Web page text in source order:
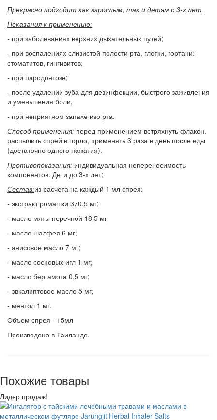
Прекрасно подходит как взрослым, так и детям с 3-х лет.
Показания к применению:
- при заболеваниях верхних дыхательных путей;
- при воспалениях слизистой полости рта, глотки, гортани:
стоматитов, гингивитов;
- при пародонтозе;
- после удалении зуба для дезинфекции, быстрого заживления
и уменьшения боли;
- при неприятном запахе изо рта.
Способ применения: перед применением встряхнуть флакон,
распылить спрей в горло, применять 3 раза в день после еды
(достаточно одного нажатия).
Противопоказания: индивидуальная непереносимость
компонентов. Дети до 3-х лет;
Состав:из расчета на каждый 1 мл спрея:
- экстракт ромашки 370,5 мг;
- масло мяты перечной 18,5 мг;
- масло шалфея 6 мг;
- анисовое масло 7 мг;
- масло сосновых игл 1 мг;
- масло бергамота 0,5 мг;
- эвкалиптовое масло 5 мг;
- ментол 1 мг.
Объем спрея - 15мл
Произведено в Таиланде.
Похожие товары
Лидер продаж!